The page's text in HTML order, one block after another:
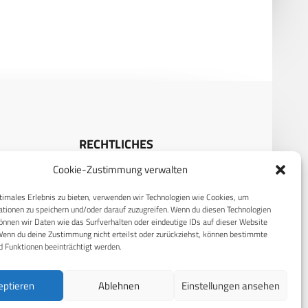
Cookie-Zustimmung verwalten
Erlebnis zu bieten, verwenden wir Technologien wie Cookies, um
zu speichern und/oder darauf zuzugreifen. Wenn du diesen Technologien
wir Daten wie das Surfverhalten oder eindeutige IDs auf dieser Website
du deine Zustimmung nicht erteilst oder zurückziehst, können bestimmte
Funktionen beeinträchtigt werden.
Ablehnen Einstellungen ansehen
RECHTLICHES
Datenschutzerklärung
Cookie-Richtlinie (EU)
AGB
Compliance